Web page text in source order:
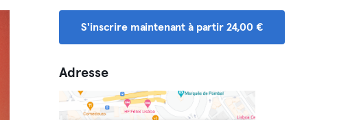
S'inscrire maintenant à partir 24,00 €
Adresse